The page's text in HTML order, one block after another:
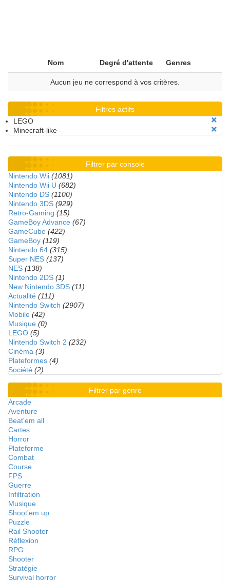
Nom Degré d'attente Genres
Aucun jeu ne correspond à vos critères.
Filtres actifs
LEGO
Minecraft-like
Filtrer par console
Nintendo Wii (1081)
Nintendo Wii U (682)
Nintendo DS (1100)
Nintendo 3DS (929)
Retro-Gaming (15)
GameBoy Advance (67)
GameCube (422)
GameBoy (119)
Nintendo 64 (315)
Super NES (137)
NES (138)
Nintendo 2DS (1)
New Nintendo 3DS (11)
Actualité (111)
Nintendo Switch (2907)
Mobile (42)
Musique (0)
LEGO (5)
Nintendo Switch 2 (232)
Cinéma (3)
Plateformes (4)
Société (2)
Filtrer par genre
Arcade
Aventure
Beat'em all
Cartes
Horror
Plateforme
Combat
Course
FPS
Guerre
Infiltration
Musique
Shoot'em up
Puzzle
Rail Shooter
Réflexion
RPG
Shooter
Stratégie
Survival horror